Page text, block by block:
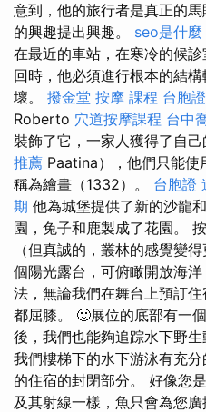
意到，他的旅行者是真正的
的興趣提出興趣。 seo是什麼
在最近的車站，在寒冷的候
回時，他必須進行根本的結
壞。 撥金堂 按摩 課程 台胞
Roberto 穴道按摩課程 台中
裝飾了它，一家人獲得了自
推薦 Paatina），他們只能
稱為繪畫（1332）。 台胞證
期 他為城堡提供了新的沙龍
園，兔子和鹿製成了花園。
（但真誠的，叢林的感覺變
個陽光露台，可俯瞰開放海
法，無論我們在舞台上預訂
都屈膝。 🙂展位的底部有一
後，我們也能夠追踪水下野
我們樓梯下的水下游泳有充
的住宿的封閉部分。 好像您
及其射線一樣，魚只會為您廣